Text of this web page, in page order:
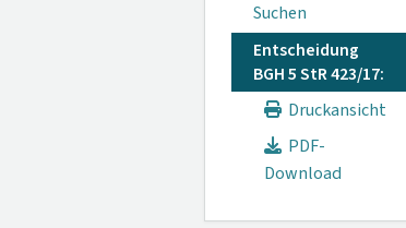
Suchen
Entscheidung
BGH 5 StR 423/17:
Druckansicht
PDF-
Download